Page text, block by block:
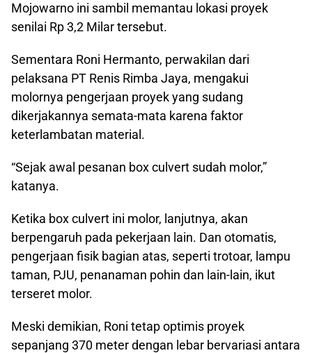
Mojowarno ini sambil memantau lokasi proyek
senilai Rp 3,2 Milar tersebut.
Sementara Roni Hermanto, perwakilan dari
pelaksana PT Renis Rimba Jaya, mengakui
molornya pengerjaan proyek yang sudang
dikerjakannya semata-mata karena faktor
keterlambatan material.
“Sejak awal pesanan box culvert sudah molor,”
katanya.
Ketika box culvert ini molor, lanjutnya, akan
berpengaruh pada pekerjaan lain. Dan otomatis,
pengerjaan fisik bagian atas, seperti trotoar, lampu
taman, PJU, penanaman pohin dan lain-lain, ikut
terseret molor.
Meski demikian, Roni tetap optimis proyek
sepanjang 370 meter dengan lebar bervariasi antara